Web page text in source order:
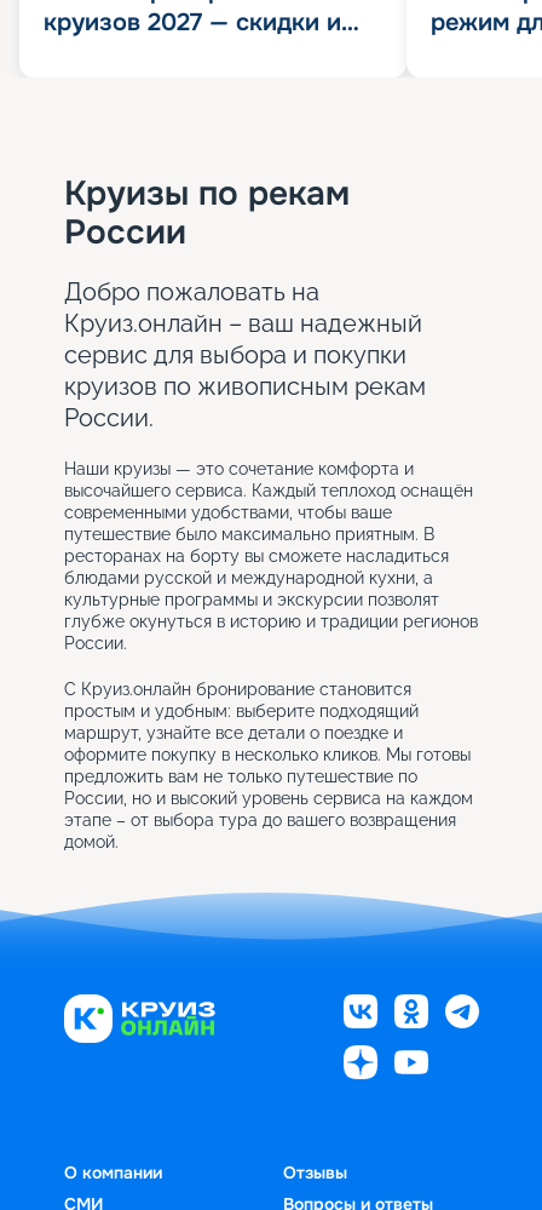
круизов 2027 — скидки и
режим
Круизы по рекам
России
Добро пожаловать на
Круиз.онлайн – ваш надежный
сервис для выбора и покупки
круизов по живописным рекам
России.
Наши круизы — это сочетание комфорта и
высочайшего сервиса. Каждый теплоход оснащён
современными удобствами, чтобы ваше
путешествие было максимально приятным. В
ресторанах на борту вы сможете насладиться
блюдами русской и международной кухни, а
культурные программы и экскурсии позволят
глубже окунуться в историю и традиции регионов
России.
С Круиз.онлайн бронирование становится
простым и удобным: выберите подходящий
маршрут, узнайте все детали о поездке и
оформите покупку в несколько кликов. Мы готовы
предложить вам не только путешествие по
России, но и высокий уровень сервиса на каждом
этапе – от выбора тура до вашего возвращения
домой.
О компании
СМИ
Отзывы
Вопросы и ответы